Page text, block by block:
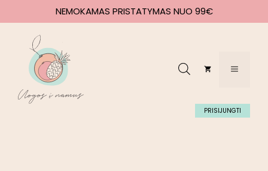
NEMOKAMAS PRISTATYMAS NUO 99€
PRISIJUNGTI